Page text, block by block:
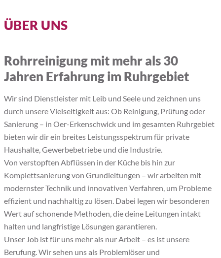
ÜBER UNS
Rohrreinigung mit mehr als 30
Jahren Erfahrung im Ruhrgebiet
Wir sind Dienstleister mit Leib und Seele und zeichnen uns
durch unsere Vielseitigkeit aus: Ob Reinigung, Prüfung oder
Sanierung – in Oer-Erkenschwick und im gesamten Ruhrgebiet
bieten wir dir ein breites Leistungsspektrum für private
Haushalte, Gewerbebetriebe und die Industrie.
Von verstopften Abflüssen in der Küche bis hin zur
Komplettsanierung von Grundleitungen – wir arbeiten mit
modernster Technik und innovativen Verfahren, um Probleme
effizient und nachhaltig zu lösen. Dabei legen wir besonderen
Wert auf schonende Methoden, die deine Leitungen intakt
halten und langfristige Lösungen garantieren.
Unser Job ist für uns mehr als nur Arbeit – es ist unsere
Berufung. Wir sehen uns als Problemlöser und